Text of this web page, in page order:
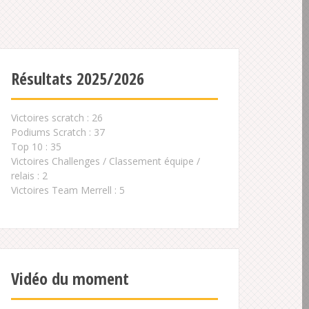
Résultats 2025/2026
Victoires scratch : 26
Podiums Scratch : 37
Top 10 : 35
Victoires Challenges / Classement équipe /
relais : 2
Victoires Team Merrell : 5
Vidéo du moment